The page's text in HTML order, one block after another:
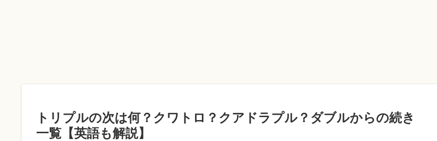
トリプルの次は何？クワトロ？クアドラプル？ダブルからの続き
一覧【英語も解説】